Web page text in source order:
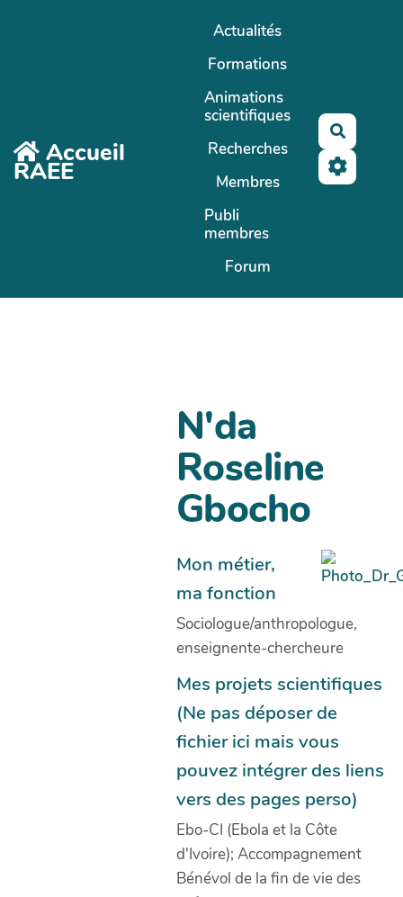
Accueil
RAEE
Actualités
Formations
Animations
scientifiques
Recherches
Membres
Publi
membres
Forum
N'da
Roseline
Gbocho
Mon métier,
ma fonction
Sociologue/anthropologue,
enseignente-chercheure
Mes projets scientifiques
(Ne pas déposer de
fichier ici mais vous
pouvez intégrer des liens
vers des pages perso)
Ebo-CI (Ebola et la Côte
d'Ivoire); Accompagnement
Bénévol de la fin de vie des